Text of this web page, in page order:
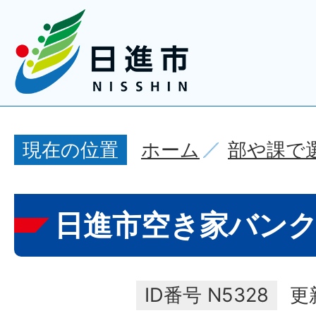
現在の位置 ホーム 部や課で
日進市空き家バン
ID番号 N5328
更